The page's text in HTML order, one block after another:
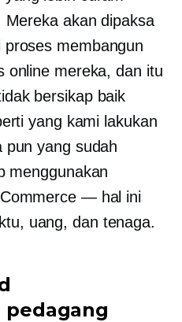
Mereka akan dipaksa
membangun
online mereka, dan itu
bersikap baik
yang kami lakukan
pun yang sudah
menggunakan
— hal ini
uang, dan tenaga.